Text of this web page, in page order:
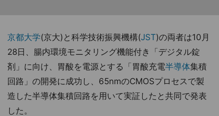
京都大学(京大)と科学技術振興機構(JST)の両者は10月
28日、腸内環境モニタリング機能付き「デジタル錠
剤」に向け、胃酸を電源とする「胃酸充電半導体集積
回路」の開発に成功し、65nmのCMOSプロセスで製
造した半導体集積回路を用いて実証したと共同で発表
した。